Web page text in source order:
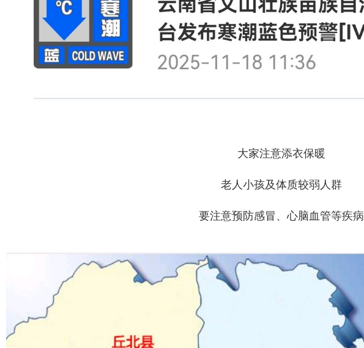
大家注意添衣保暖
老人小孩及体质较弱人群
要注意预防感冒、心脑血管等疾病